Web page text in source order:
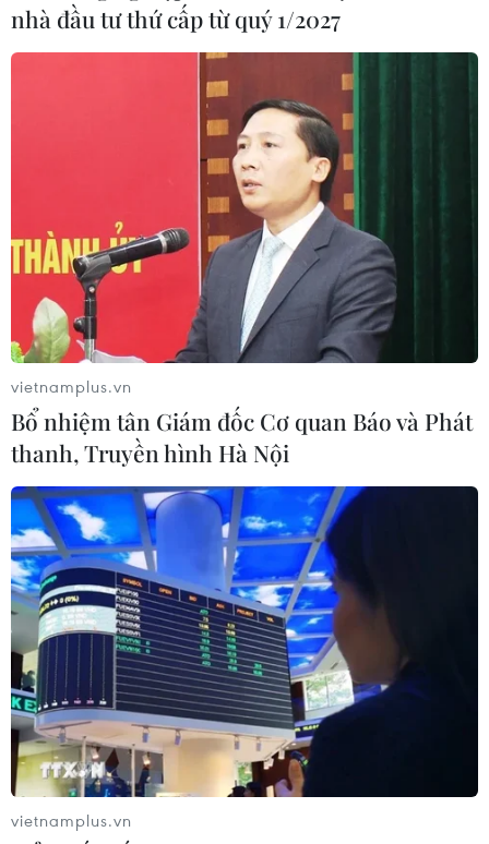
Trưng bày nhiều sách quý tại "Không gian
sách tiếng Pháp” ở Hà Nội
12/10/2022 06:49
“Không gian sách tiếng Pháp” tại Thư viện Quốc gia
Việt Nam sẽ mang đến cơ hội cho bạn đọc tiếp cận với
nền văn hóa, đất nước, con người của cộng đồng Pháp
ngữ thông qua các bộ sưu tập sách chọn lọc.
Tác phẩm về sự hy vọng thắng giải cuộc
thi Phóng viên trẻ Pháp ngữ
04/11/2022 12:25
nhà đầu tư thứ cấp từ quý 1/2027
vietnamplus.vn
Bổ nhiệm tân Giám đốc Cơ quan Báo và Phát
thanh, Truyền hình Hà Nội
vietnamplus.vn